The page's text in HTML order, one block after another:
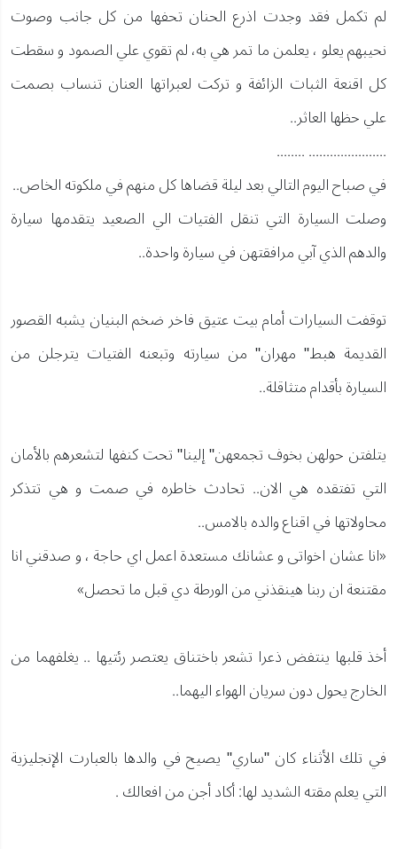
لم تكمل فقد وجدت اذرع الحنان تحفها من كل جانب وصوت
نحيبهم يعلو ، يعلمن ما تمر هي به، لم تقوي علي الصمود و سقطت
كل اقنعة الثبات الزائفة و تركت لعبراتها العنان تنساب بصمت
علي حظها العاثر..
...................... ........
في صباح اليوم التالي بعد ليلة قضاها كل منهم في ملكوته الخاص..
وصلت السيارة التي تنقل الفتيات الي الصعيد يتقدمها سيارة
والدهم الذي آبي مرافقتهن في سيارة واحدة..
توقفت السيارات أمام بيت عتيق فاخر ضخم البنيان يشبه القصور
القديمة هبط" مهران" من سيارته وتبعنه الفتيات يترجلن من
السيارة بأقدام متثاقلة..
يتلفتن حولهن بخوف تجمعهن" إلينا" تحت كنفها لتشعرهم بالأمان
التي تفتقده هي الان.. تحادث خاطره في صمت و هي تتذكر
محاولاتها في اقناع والده بالامس..
«انا عشان اخواتى و عشانك مستعدة اعمل اي حاجة ، و صدقني انا
مقتنعة ان ربنا هينقذني من الورطة دي قبل ما تحصل»
أخذ قلبها ينتفض ذعرا تشعر باختناق يعتصر رئتيها .. يغلفهما من
الخارج يحول دون سريان الهواء اليهما..
في تلك الأثناء كان "ساري" يصيح في والدها بالعبارت الإنجليزية
التي يعلم مقته الشديد لها: أكاد أجن من افعالك .